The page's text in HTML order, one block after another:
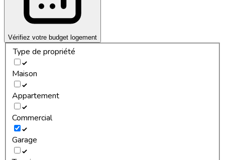
Vérifiez votre budget logement
Type de propriété
Maison
Appartement
Commercial
Garage